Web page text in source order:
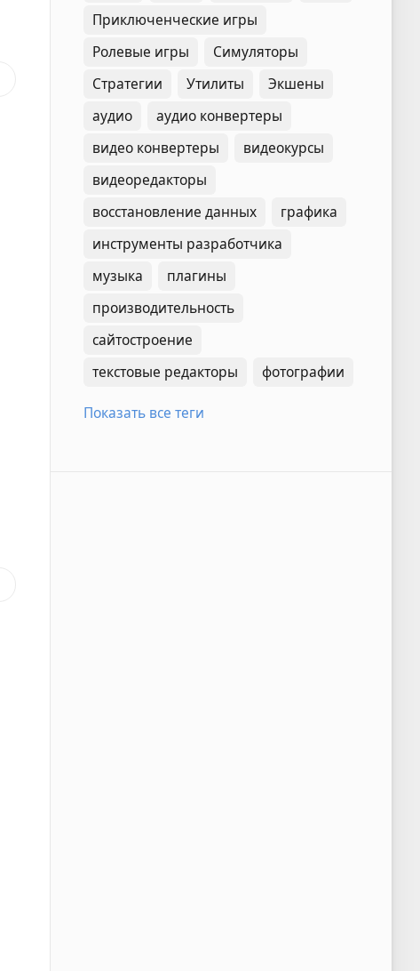
Приключенческие игры
Ролевые игры
Симуляторы
Стратегии
Утилиты
Экшены
аудио
аудио конвертеры
видео конвертеры
видеокурсы
видеоредакторы
восстановление данных
графика
инструменты разработчика
музыка
плагины
производительность
сайтостроение
текстовые редакторы
фотографии
Показать все теги